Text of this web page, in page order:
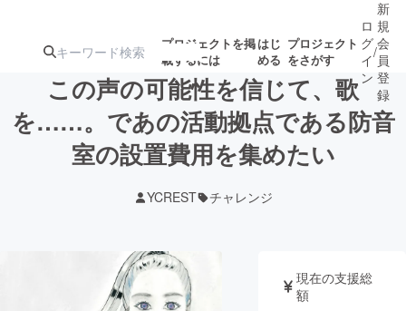
プロジェクトを掲
載するには
はじ
める
プロジェクト
をさがす
注目のリ 注目の新着プロ募集終了が近いプ
ロジェクト
もうすぐ公開
テクノロジー・ガジェット
ロ
グ
イ
ン
/
新
規
会
員
登
録
この声の可能性を信じて、歌
を……。であの活動拠点である防音
室の設置費用を集めたい
YCREST チャレンジ
現在の支援総
額